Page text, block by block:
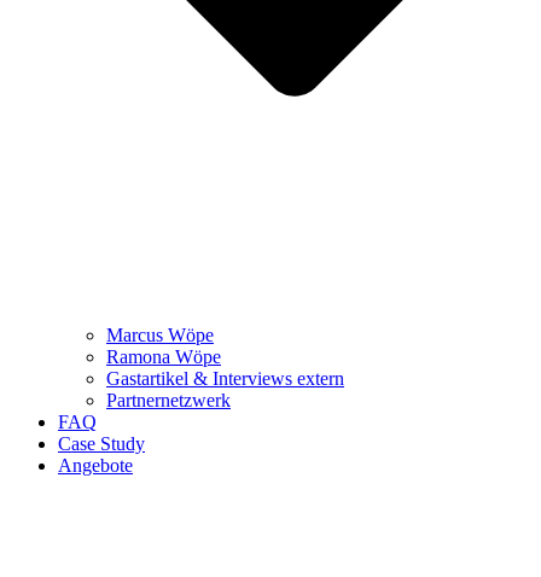
Marcus Wöpe
Ramona Wöpe
Gastartikel & Interviews extern
Partnernetzwerk
FAQ
Case Study
Angebote